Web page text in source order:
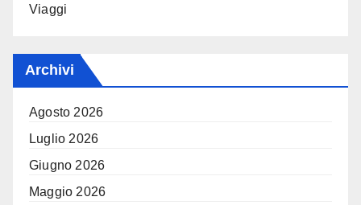
Viaggi
Archivi
Agosto 2026
Luglio 2026
Giugno 2026
Maggio 2026